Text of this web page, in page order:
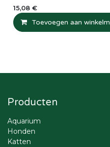
15,08 €
Toevoegen aan
Producten
Aquarium
Honden
Katten